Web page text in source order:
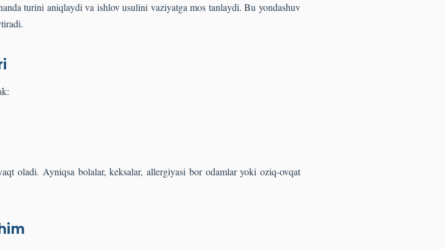
turini aniqlaydi va ishlov usulini vaziyatga mos tanlaydi. Bu yondashuv
oladi. Ayniqsa bolalar, keksalar, allergiyasi bor odamlar yoki oziq-ovqat